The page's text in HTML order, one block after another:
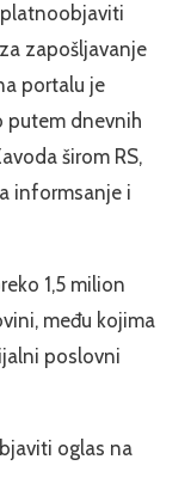
zapošljavanje
portalu je
putem dnevnih
širom RS,
informsanje i
1,5 milion
među kojima
poslovni
oglas na